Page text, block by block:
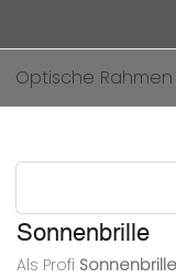
Optische Rahmen
Sonnenbrille
Als Profi